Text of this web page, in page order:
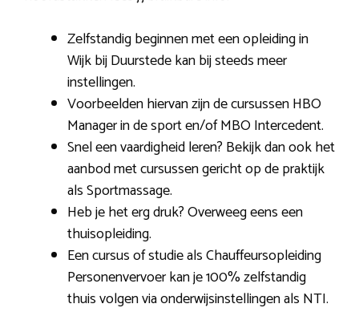
Zelfstandig beginnen met een opleiding in
Wijk bij Duurstede kan bij steeds meer
instellingen.
Voorbeelden hiervan zijn de cursussen HBO
Manager in de sport en/of MBO Intercedent.
Snel een vaardigheid leren? Bekijk dan ook het
aanbod met cursussen gericht op de praktijk
als Sportmassage.
Heb je het erg druk? Overweeg eens een
thuisopleiding.
Een cursus of studie als Chauffeursopleiding
Personenvervoer kan je 100% zelfstandig
thuis volgen via onderwijsinstellingen als NTI.